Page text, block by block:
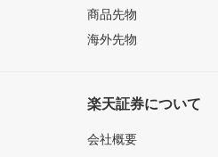
商品先物
海外先物
楽天証券について
会社概要